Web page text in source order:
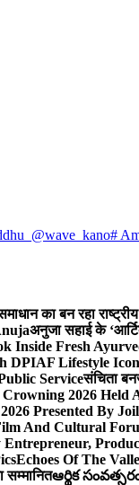
@wave_kano#
का बन रहा
अनुजा सहाई के
Inside Fresh
DPIAF Lifestyle
Serviceसंचिता
2026
Presented By
And Cultural
Entrepreneur,
Echoes Of The
ఆర్థిక